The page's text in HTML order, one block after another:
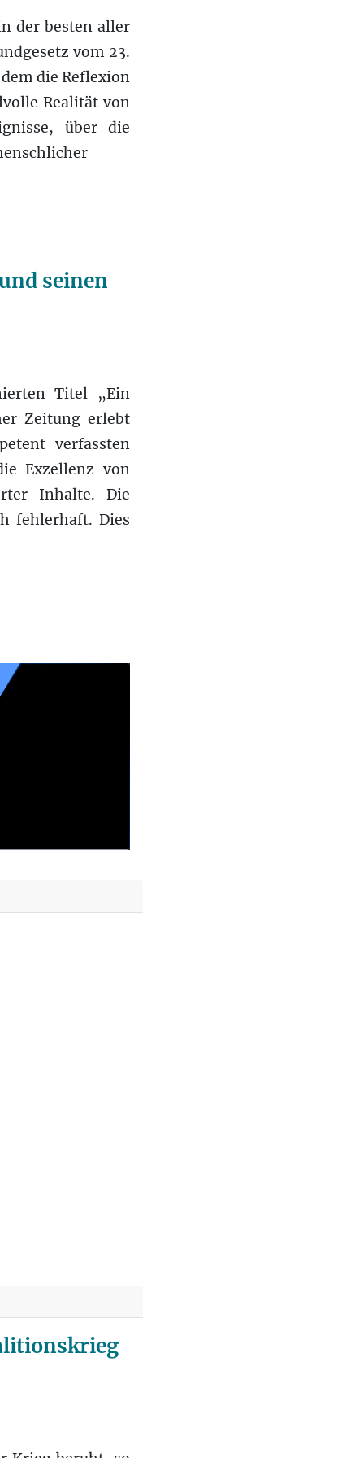
der besten aller
vom 23.
die Reflexion
Realität von
über die
seinen
Titel „Ein
Zeitung erlebt
verfassten
Exzellenz von
Inhalte. Die
fehlerhaft. Dies